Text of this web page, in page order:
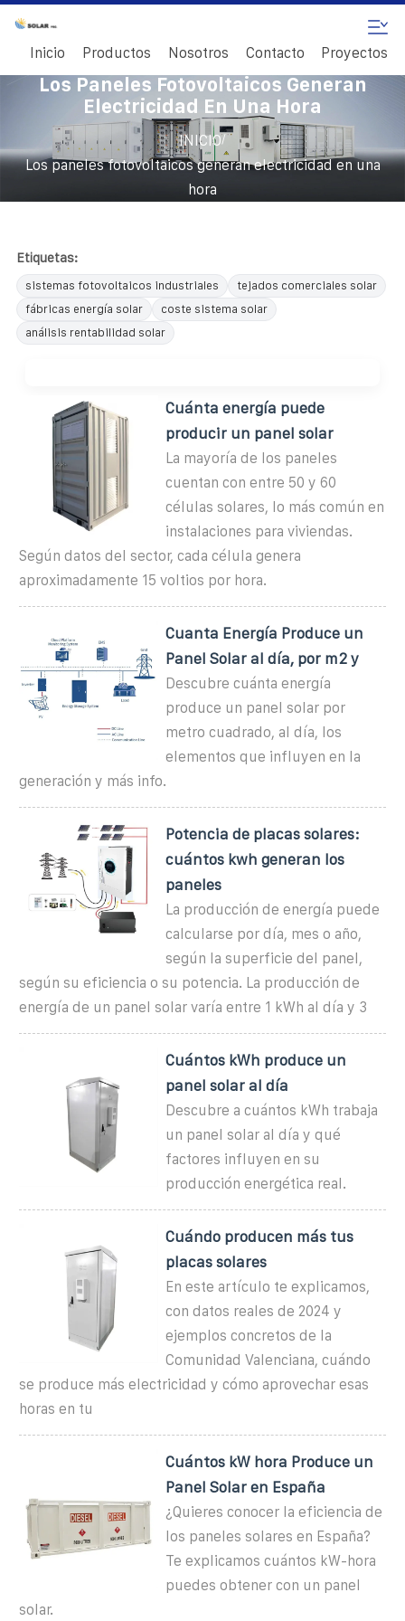
Inicio Productos Nosotros Contacto Proyectos
Los Paneles Fotovoltaicos Generan
Electricidad En Una Hora
INICIO/
Los paneles fotovoltaicos generan electricidad en una
hora
Etiquetas:
sistemas fotovoltaicos industriales
tejados comerciales solar
fábricas energía solar
coste sistema solar
análisis rentabilidad solar
Cuánta energía puede
producir un panel solar
La mayoría de los paneles
cuentan con entre 50 y 60
células solares, lo más común en
instalaciones para viviendas.
Según datos del sector, cada célula genera
aproximadamente 15 voltios por hora.
Cuanta Energía Produce un
Panel Solar al día, por m2 y
Descubre cuánta energía
produce un panel solar por
metro cuadrado, al día, los
elementos que influyen en la
generación y más info.
Potencia de placas solares:
cuántos kwh generan los
paneles
La producción de energía puede
calcularse por día, mes o año,
según la superficie del panel,
según su eficiencia o su potencia. La producción de
energía de un panel solar varía entre 1 kWh al día y 3
Cuántos kWh produce un
panel solar al día
Descubre a cuántos kWh trabaja
un panel solar al día y qué
factores influyen en su
producción energética real.
Cuándo producen más tus
placas solares
En este artículo te explicamos,
con datos reales de 2024 y
ejemplos concretos de la
Comunidad Valenciana, cuándo
se produce más electricidad y cómo aprovechar esas
horas en tu
Cuántos kW hora Produce un
Panel Solar en España
¿Quieres conocer la eficiencia de
los paneles solares en España?
Te explicamos cuántos kW-hora
puedes obtener con un panel
solar.